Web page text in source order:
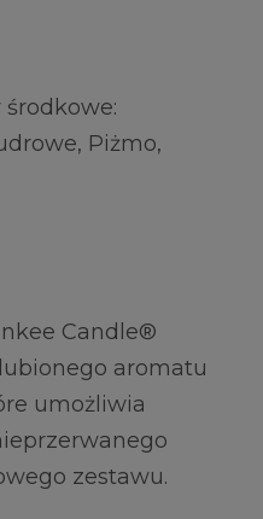
środkowe:
Piżmo,
Candle®
aromatu
umożliwia
zestawu.